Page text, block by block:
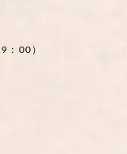
：00）